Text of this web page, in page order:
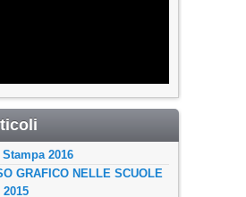
2016
GRAFICO NELLE SCUOLE